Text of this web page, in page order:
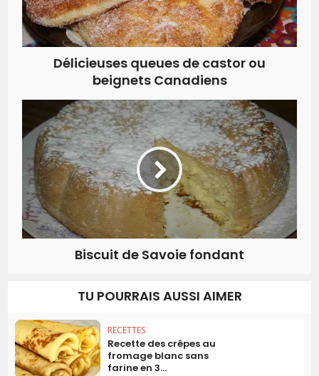
Délicieuses queues de castor ou
beignets Canadiens
Biscuit de Savoie fondant
TU POURRAIS AUSSI AIMER
RECETTES
Recette des crêpes au
fromage blanc sans
farine en 3...